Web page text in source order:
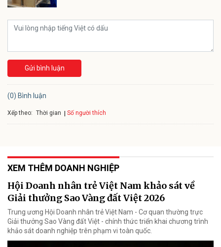
Gửi bình luận
(0) Bình luận
Xếp theo: Thời gian Số người thích
XEM THÊM DOANH NGHIỆP
Hội Doanh nhân trẻ Việt Nam khảo sát về
Giải thưởng Sao Vàng đất Việt 2026
Trung ương Hội Doanh nhân trẻ Việt Nam - Cơ quan thường trực
Giải thưởng Sao Vàng đất Việt - chính thức triển khai chương trình
khảo sát doanh nghiệp trên phạm vi toàn quốc.